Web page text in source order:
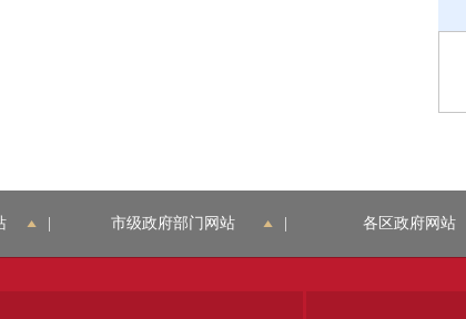
市级政府部门网站 各区政府网站